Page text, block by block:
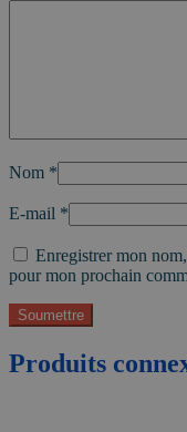
Nom *
E-mail *
Enregistrer mon
pour mon prochain
Produits